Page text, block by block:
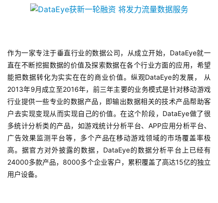
游
茶
原
创
游
戏
业
界
手
作为一家专注于垂直行业的数据公司，从成立开始，DataEye就一
直在不断挖掘数据的价值及探索数据在各个行业方面的应用，希望
能把数据转化为实实在在的商业价值。纵观DataEye的发展， 从
2013年9月成立至2016年，前三年主要的业务模式是针对移动游戏
行业提供一些专业的数据产品，即输出数据相关的技术产品帮助客
户去实现变现从而实现自己的价值。在这个阶段，DataEye做了很
多统计分析类的产品，如游戏统计分析平台、APP应用分析平台、
广告效果监测平台等，多个产品在移动游戏领域的市场覆盖率极
高。据官方对外披露的数据，DataEye的数据分析平台上已经有
24000多款产品，8000多个企业客户，累积覆盖了高达15亿的独立
用户设备。